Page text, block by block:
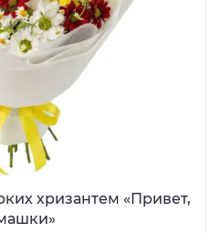
хризантем «Привет,